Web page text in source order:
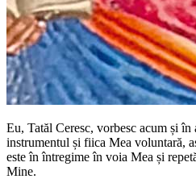
Eu, Tatăl Ceresc, vorbesc acum și în
instrumentul și fiica Mea voluntară,
este în întregime în voia Mea și
Mine.